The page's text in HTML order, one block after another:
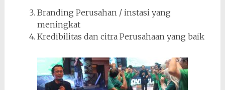
Branding Perusahan / instasi yang
meningkat
Kredibilitas dan citra Perusahaan yang baik